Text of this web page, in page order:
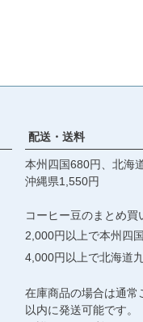
配送・送料
本州四国680円、北海
沖縄県1,550円
コーヒー豆のまとめ買
2,000円以上で本州四
4,000円以上で北海道
在庫商品の場合は通常
以内に発送可能です。